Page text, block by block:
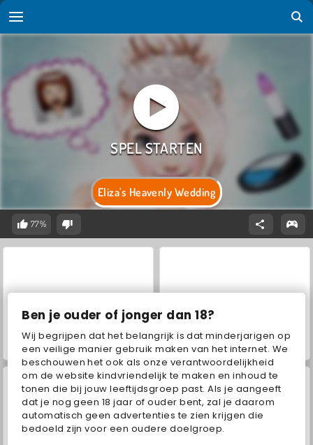
Ben je ouder of jonger dan 18?
Wij begrijpen dat het belangrijk is dat minderjarigen op
een veilige manier gebruik maken van het internet. We
beschouwen het ook als onze verantwoordelijkheid
om de website kindvriendelijk te maken en inhoud te
tonen die bij jouw leeftijdsgroep past. Als je aangeeft
dat je nog geen 18 jaar of ouder bent, zal je daarom
automatisch geen advertenties te zien krijgen die
bedoeld zijn voor een oudere doelgroep.
Eliza's Heavenly Wedding
77%
ASMR Makeover & Makeup Studio VegaMix Da Vinci Puzzles